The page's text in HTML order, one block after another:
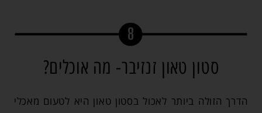
סטון טאון זנזיבר- מה אוכלים?
הדרך הזולה ביותר לאכול בסטון טאון היא לטעום מאכלי